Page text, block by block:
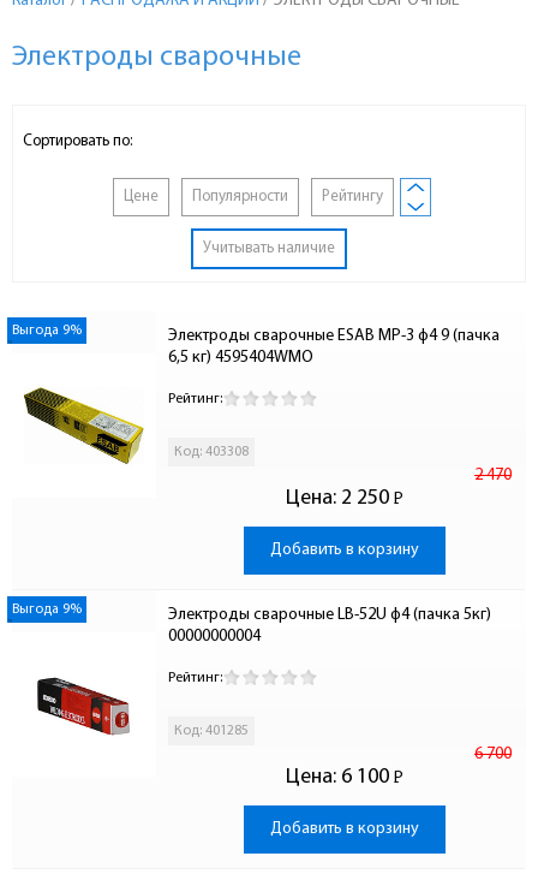
Электроды сварочные
Сортировать по:
Цене Популярности Рейтингу
Учитывать наличие
Выгода 9%
Электроды сварочные ESAB МР-3 ф4 9 (пачка
6,5 кг) 4595404WMO
Рейтинг:
Код: 403308
Цена:
2 470
2 250 Р
-
Добавить в корзину
Выгода 9%
Электроды сварочные LB-52U ф4 (пачка 5кг)
00000000004
Рейтинг:
Код: 401285
Цена:
6 700
6 100 Р
-
Добавить в корзину